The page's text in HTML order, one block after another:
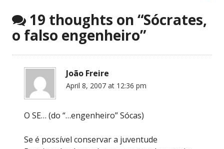
19 thoughts on “Sócrates,
o falso engenheiro”
João Freire
April 8, 2007 at 12:36 pm
O SE… (do “…engenheiro” Sócas)
Se é possível conservar a juventude